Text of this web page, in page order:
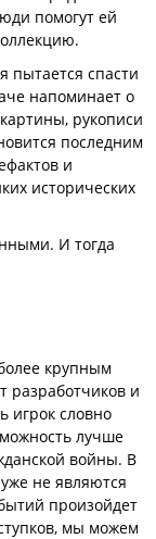
помогут ей
спасти
напоминает о
рукописи
последним
и
исторических
И тогда
крупным
разработчиков и
игрок словно
лучше
войны. В
не являются
произойдет
мы можем